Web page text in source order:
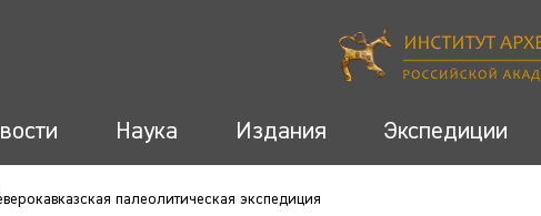
Наука Издания Экспедиции
палеолитическая экспедиция